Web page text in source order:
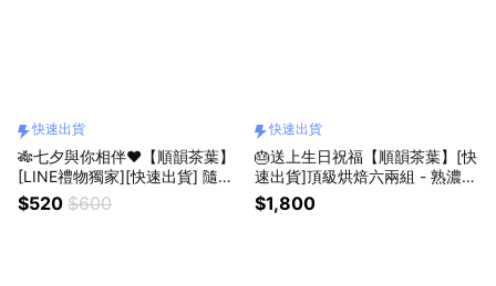
快速出貨
🎋七夕與你相伴❤【順韻茶葉】
[LINE禮物獨家][快速出貨] 隨行
輕便組 - 隨行茶葉包｜茶葉套組
｜送禮首選｜商務禮品｜節慶贈
$520 $600
快速出貨
🎂送上生日祝福【順韻茶葉】[快
速出貨]頂級烘焙六兩組 - 熟濃香
福壽梨山茶｜精焙果香福壽山茶
｜比賽級大禹嶺合歡溪｜茶葉套
$1,800